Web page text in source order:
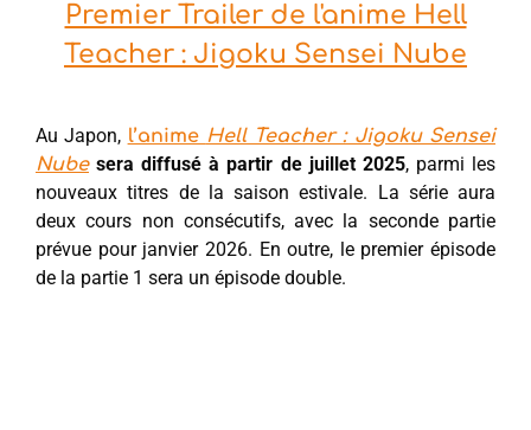
Premier Trailer de l'anime Hell
Teacher : Jigoku Sensei Nube
Au Japon, l’anime Hell Teacher : Jigoku Sensei
Nubesera diffusé à partir de juillet 2025, parmi les
nouveaux titres de la saison estivale. La série aura
deux cours non consécutifs, avec la seconde partie
prévue pour janvier 2026. En outre, le premier épisode
de la partie 1 sera un épisode double.